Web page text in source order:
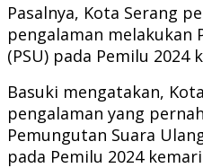
Pasalnya, Kota Serang
pengalaman melakukan
(PSU) pada Pemilu 2024
Basuki mengatakan,
pengalaman yang
Pemungutan Suara
pada Pemilu 2024